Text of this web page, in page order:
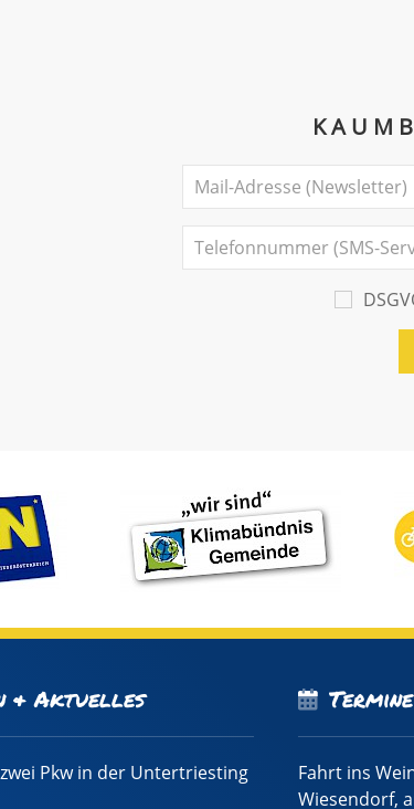
& Aktuelles
Pkw in der Untertriesting
Fahrt ins
Wiesendorf,